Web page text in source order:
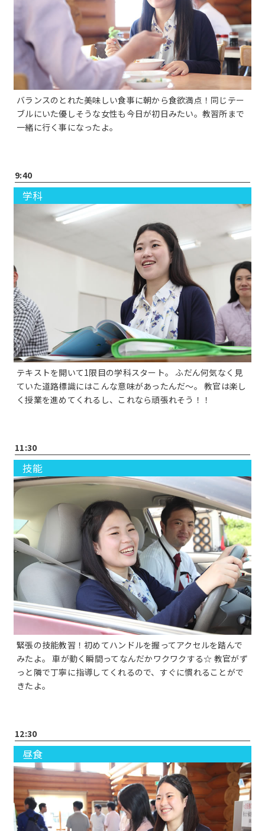
バランスのとれた美味しい食事に朝から食欲満点！同じテー
ブルにいた優しそうな女性も今日が初日みたい。教習所まで
一緒に行く事になったよ。
9:40
学科
テキストを開いて1限目の学科スタート。 ふだん何気なく見
ていた道路標識にはこんな意味があったんだ～。 教官は楽し
く授業を進めてくれるし、これなら頑張れそう！！
11:30
技能
緊張の技能教習！初めてハンドルを握ってアクセルを踏んで
みたよ。 車が動く瞬間ってなんだかワクワクする☆ 教官がず
っと隣で丁寧に指導してくれるので、すぐに慣れることがで
きたよ。
12:30
昼食